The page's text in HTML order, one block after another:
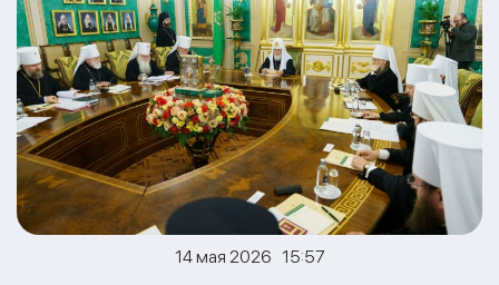
14 мая 2026 15:57